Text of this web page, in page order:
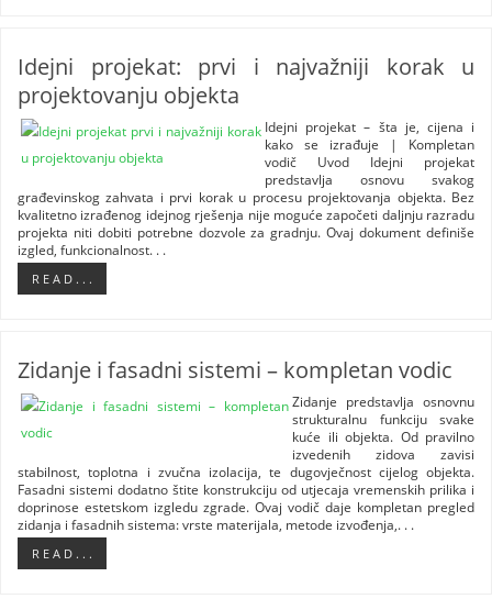
Idejni projekat: prvi i najvažniji korak u
projektovanju objekta
Idejni projekat – šta je, cijena i
kako se izrađuje | Kompletan
vodič Uvod Idejni projekat
predstavlja osnovu svakog
građevinskog zahvata i prvi korak u procesu projektovanja objekta. Bez
kvalitetno izrađenog idejnog rješenja nije moguće započeti daljnju razradu
projekta niti dobiti potrebne dozvole za gradnju. Ovaj dokument definiše
izgled, funkcionalnost. . .
R E A D . . .
Zidanje i fasadni sistemi – kompletan vodic
Zidanje predstavlja osnovnu
strukturalnu funkciju svake
kuće ili objekta. Od pravilno
izvedenih zidova zavisi
stabilnost, toplotna i zvučna izolacija, te dugovječnost cijelog objekta.
Fasadni sistemi dodatno štite konstrukciju od utjecaja vremenskih prilika i
doprinose estetskom izgledu zgrade. Ovaj vodič daje kompletan pregled
zidanja i fasadnih sistema: vrste materijala, metode izvođenja,. . .
R E A D . . .